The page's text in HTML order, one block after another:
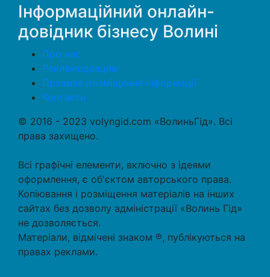
Інформаційний онлайн-
довідник бізнесу Волині
Про нас
Рекламодавцям
Правила розміщення інформації
Контакти
© 2016 - 2023 volyngid.com «ВолиньГід». Всі
права захищено.
Всі графічні елементи, включно з ідеями
оформлення, є об'єктом авторського права.
Копіювання і розміщення матеріалів на інших
сайтах без дозволу адміністрації «Волинь Гід»
не дозволяється.
Матеріали, відмічені знаком ℗, публікуються на
правах реклами.